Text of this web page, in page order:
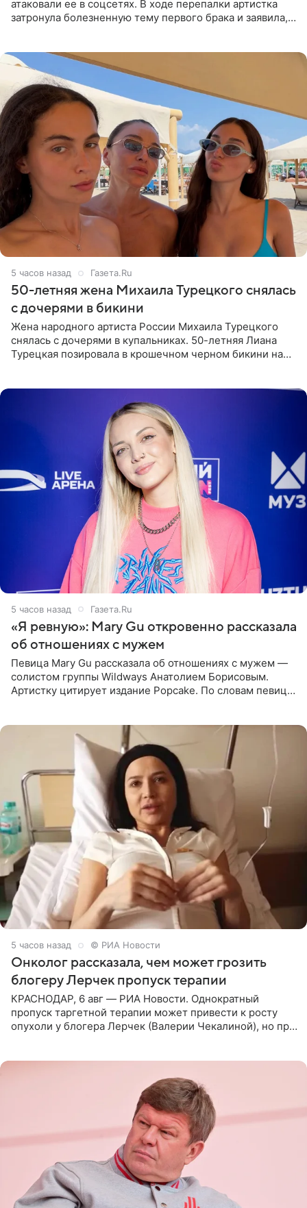
атаковали ее в соцсетях. В ходе перепалки артистка
затронула болезненную тему первого брака и заявила,
5 часов назад Газета.Ru
50-летняя жена Михаила Турецкого снялась
с дочерями в бикини
Жена народного артиста России Михаила Турецкого
снялась с дочерями в купальниках. 50-летняя Лиана
Турецкая позировала в крошечном черном бикини на
5 часов назад Газета.Ru
«Я ревную»: Mary Gu откровенно рассказала
об отношениях с мужем
Певица Mary Gu рассказала об отношениях с мужем —
солистом группы Wildways Анатолием Борисовым.
Артистку цитирует издание Popcake. По словам певицы,
5 часов назад © РИА Новости
Онколог рассказала, чем может грозить
блогеру Лерчек пропуск терапии
КРАСНОДАР, 6 авг — РИА Новости. Однократный
пропуск таргетной терапии может привести к росту
опухоли у блогера Лерчек (Валерии Чекалиной), но при